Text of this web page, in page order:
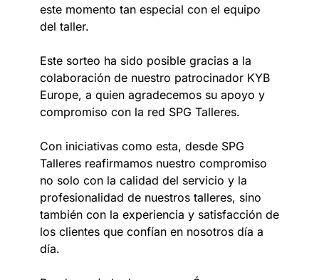
este momento tan especial con el equipo
del taller.
Este sorteo ha sido posible gracias a la
colaboración de nuestro patrocinador KYB
Europe, a quien agradecemos su apoyo y
compromiso con la red SPG Talleres.
Con iniciativas como esta, desde SPG
Talleres reafirmamos nuestro compromiso
no solo con la calidad del servicio y la
profesionalidad de nuestros talleres, sino
también con la experiencia y satisfacción de
los clientes que confían en nosotros día a
día.